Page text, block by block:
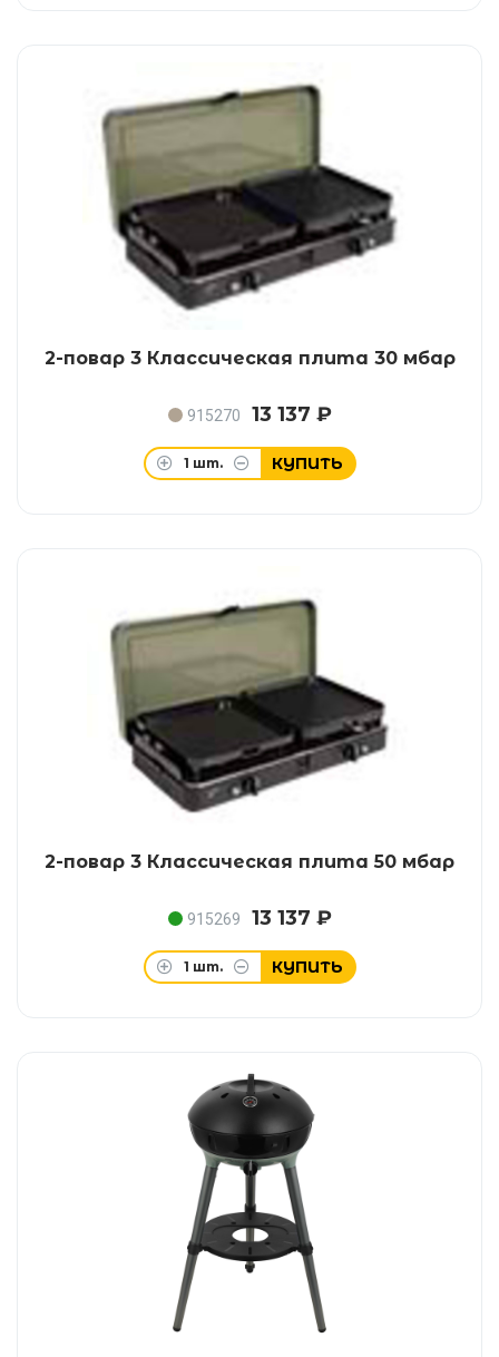
2-повар 3 Классическая плита 30 мбар
915270 13 137 ₽
1 шт. КУПИТЬ
2-повар 3 Классическая плита 50 мбар
915269 13 137 ₽
1 шт. КУПИТЬ